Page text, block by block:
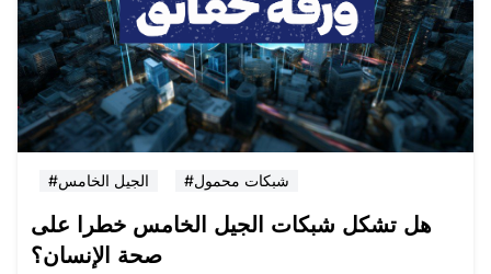
#الجيل الخامس #شبكات محمول
هل تشكل شبكات الجيل الخامس خطرا على
صحة الإنسان؟